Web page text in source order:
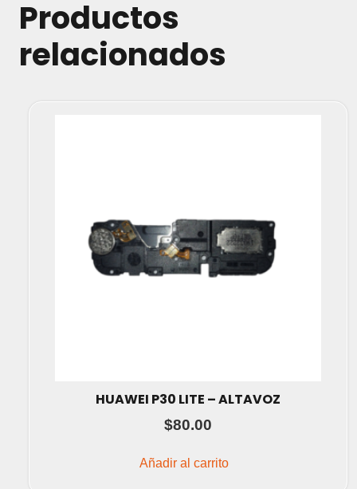
Productos
relacionados
HUAWEI P30 LITE – ALTAVOZ
$80.00
Añadir al carrito